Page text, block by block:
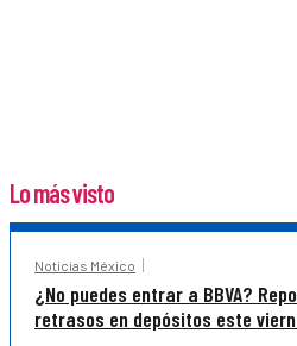
Lo más visto
Noticias México
¿No puedes entrar a BBVA?
retrasos en depósitos este